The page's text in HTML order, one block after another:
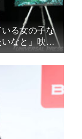
る女の子な
なと」映画